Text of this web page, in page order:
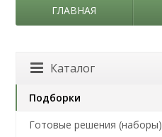
ГЛАВНАЯ
Каталог
Подборки
Готовые решения (наборы)